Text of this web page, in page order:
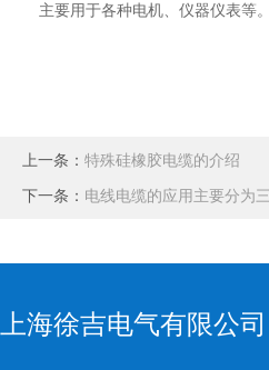
主要用于各种电机、仪器仪表等。
上一条： 特殊硅橡胶电缆的介绍
下一条： 电线电缆的应用主要分为
上海徐吉电气有限公司